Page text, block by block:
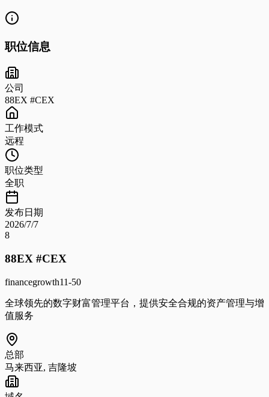
职位信息
公司
88EX #CEX
工作模式
远程
职位类型
全职
发布日期
2026/7/7
8
88EX #CEX
financegrowth11-50
全球领先的数字财富管理平台，提供安全合规的资产管理与增
值服务
总部
马来西亚, 吉隆坡